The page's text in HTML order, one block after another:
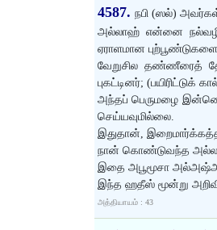
4587. நபி (ஸல்)
அல்லாஹ் என்னை
ஏராளமான
வேறுசில தண்ணீரைத்
புகட்டினர்;
அந்தப் பெருமழை
செய்யவுமில்லை.
இதுதான்,
நான் கொண்டுவந்த
இதை அபூமூசா
இந்த ஹதீஸ் மூன்று
அத்தியாயம் : 43